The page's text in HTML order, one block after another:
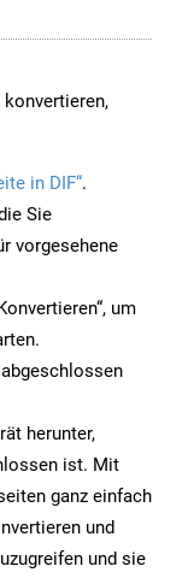
konvertieren,
in DIF“.
Sie
vorgesehene
um
herunter,
ist. Mit
ganz einfach
und
und sie